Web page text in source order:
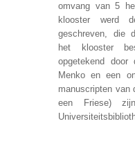
omvang van 5
klooster werd
geschreven, die
het klooster
opgetekend
Menko en een
manuscripten van
een Friese)